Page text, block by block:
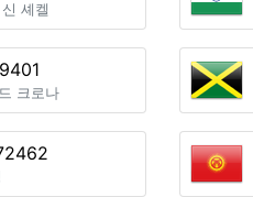
셰켈
크로나